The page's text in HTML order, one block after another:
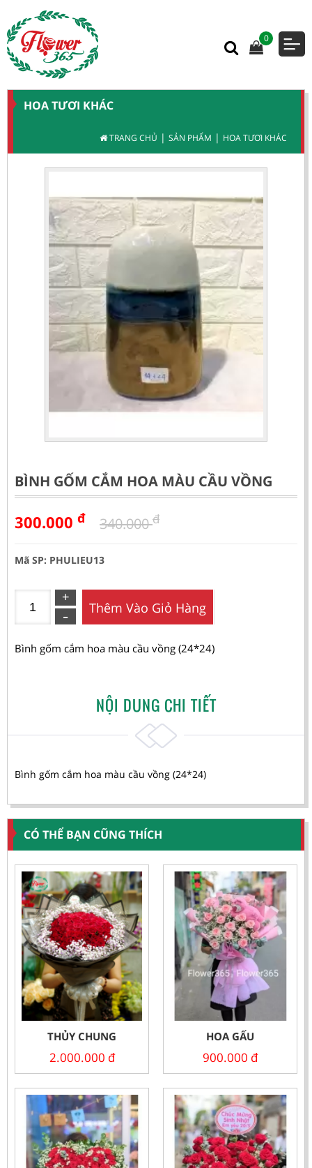
0
HOA TƯƠI KHÁC
TRANG CHỦ | SẢN PHẨM | HOA TƯƠI KHÁC
BÌNH GỐM CẮM HOA MÀU CẦU VỒNG
300.000 đ 340.000đ
Mã SP: PHULIEU13
Thêm Vào Giỏ Hàng
Bình gốm cắm hoa màu cầu vồng (24*24)
NỘI DUNG CHI TIẾT
Bình gốm cắm hoa màu cầu vồng (24*24)
CÓ THỂ BẠN CŨNG THÍCH
THỦY CHUNG
2.000.000 đ
HOA GẤU
900.000 đ